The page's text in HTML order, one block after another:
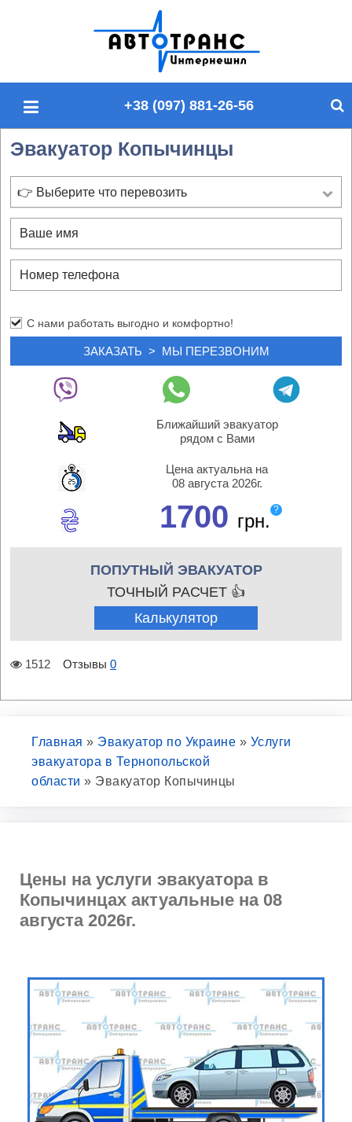
п
й
у
+38 (097) 881-26-56
Эвакуатор Копычинцы
👉 Выберите что перевозить
С нами работать выгодно и комфортно!
Ближайший эвакуатор
рядом с Вами
Цена актуальна на
08 августа 2026г.
1700 грн.
?
ПОПУТНЫЙ ЭВАКУАТОР
ТОЧНЫЙ РАСЧЕТ 👍
Калькулятор
1512 Отзывы 0
Главная » Эвакуатор по Украине » Услуги
эвакуатора в Тернопольской
области » Эвакуатор Копычинцы
Цены на услуги эвакуатора в
Копычинцах актуальные на 08
августа 2026г.